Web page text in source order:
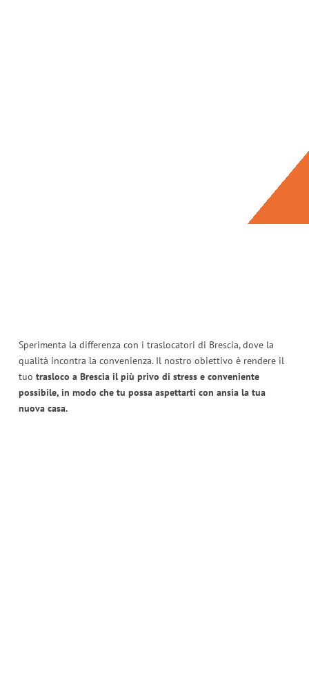
Sperimenta la differenza con i traslocatori di Brescia, dove la
qualità incontra la convenienza. Il nostro obiettivo è rendere il
tuo trasloco a Brescia il più privo di stress e conveniente
possibile, in modo che tu possa aspettarti con ansia la tua
nuova casa.